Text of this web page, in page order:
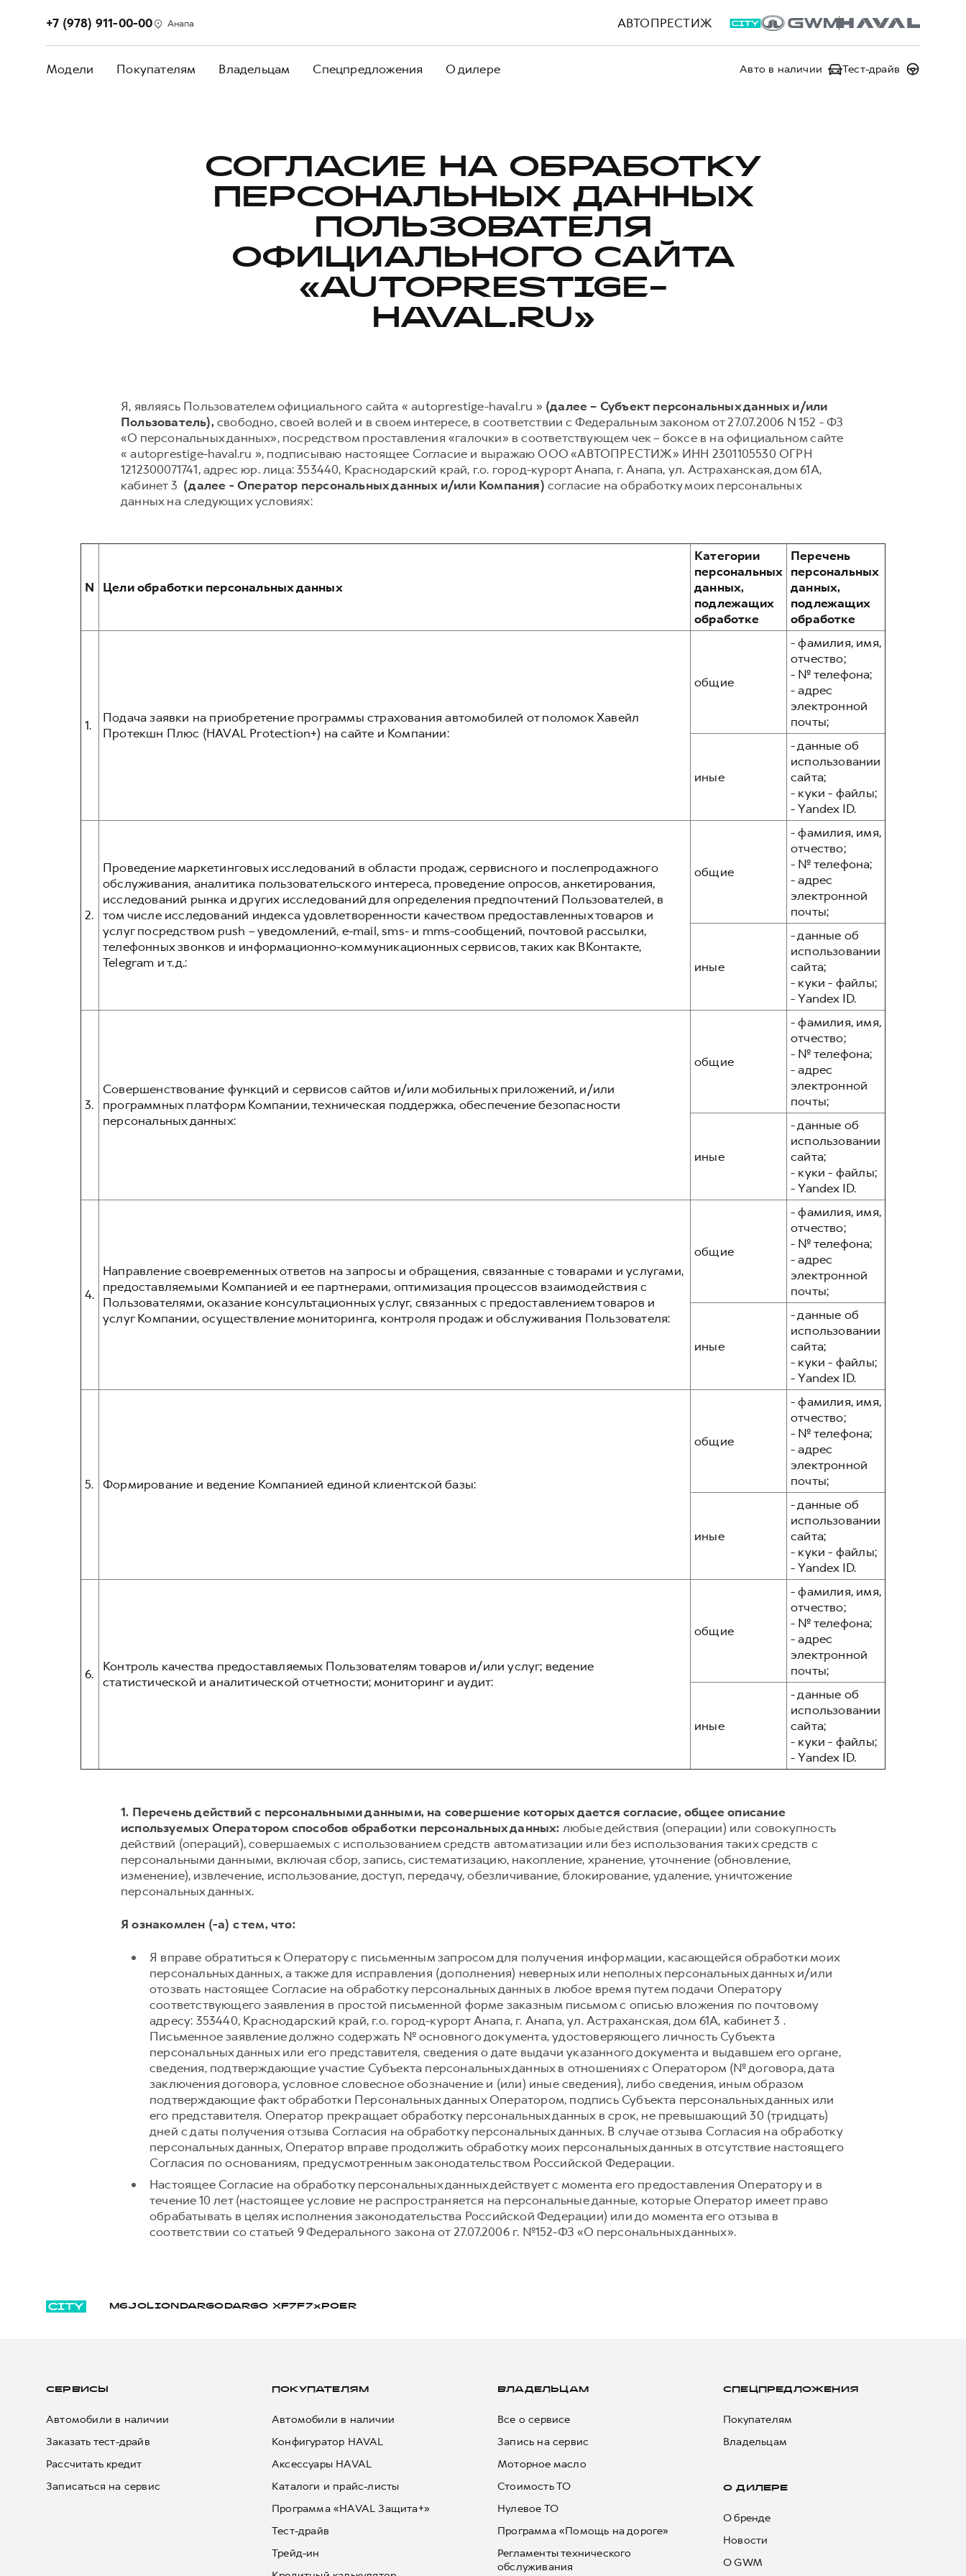
АВТОПРЕСТИЖ
+7 (978) 911-00-00 Анапа
Модели Покупателям Владельцам Спецпредложения О дилере Авто в наличии Тест-драйв
СОГЛАСИЕ НА ОБРАБОТКУ
ПЕРСОНАЛЬНЫХ ДАННЫХ
ПОЛЬЗОВАТЕЛЯ
ОФИЦИАЛЬНОГО САЙТА
«AUTOPRESTIGE-
HAVAL.RU»
Я, являясь Пользователем официального сайта « autoprestige-haval.ru » (далее – Субъект персональных данных и/или
Пользователь),свободно, своей волей и в своем интересе, в соответствии с Федеральным законом от 27.07.2006 N 152 - ФЗ
«О персональных данных», посредством проставления «галочки» в соответствующем чек – боксе в на официальном сайте
« autoprestige-haval.ru », подписываю настоящее Согласие и выражаю ООО «АВТОПРЕСТИЖ» ИНН 2301105530 ОГРН
1212300071741, адрес юр. лица: 353440, Краснодарский край, г.о. город-курорт Анапа, г. Анапа, ул. Астраханская, дом 61А,
кабинет 3 (далее - Оператор персональных данных и/или Компания) согласие на обработку моих персональных
данных на следующих условиях:
N Цели обработки персональных данных
Категории
персональных
данных,
подлежащих
обработке
Перечень
персональных
данных,
подлежащих
обработке
1.
Подача заявки на приобретение программы страхования автомобилей от поломок Хавейл
Протекшн Плюс (HAVAL Protection+) на сайте и Компании:
общие
- фамилия, имя,
отчество;
- № телефона;
- адрес
электронной
почты;
иные
- данные об
использовании
сайта;
- куки - файлы;
- Yandex ID.
2.
Проведение маркетинговых исследований в области продаж, сервисного и послепродажного
обслуживания, аналитика пользовательского интереса, проведение опросов, анкетирования,
исследований рынка и других исследований для определения предпочтений Пользователей, в
том числе исследований индекса удовлетворенности качеством предоставленных товаров и
услуг посредством push – уведомлений, e-mail, sms- и mms-сообщений, почтовой рассылки,
телефонных звонков и информационно-коммуникационных сервисов, таких как ВКонтакте,
Telegram и т.д.:
общие
- фамилия, имя,
отчество;
- № телефона;
- адрес
электронной
почты;
иные
- данные об
использовании
сайта;
- куки - файлы;
- Yandex ID.
3.
Совершенствование функций и сервисов сайтов и/или мобильных приложений, и/или
программных платформ Компании, техническая поддержка, обеспечение безопасности
персональных данных:
общие
- фамилия, имя,
отчество;
- № телефона;
- адрес
электронной
почты;
иные
- данные об
использовании
сайта;
- куки - файлы;
- Yandex ID.
4.
Направление своевременных ответов на запросы и обращения, связанные с товарами и услугами,
предоставляемыми Компанией и ее партнерами, оптимизация процессов взаимодействия с
Пользователями, оказание консультационных услуг, связанных с предоставлением товаров и
услуг Компании, осуществление мониторинга, контроля продаж и обслуживания Пользователя:
общие
- фамилия, имя,
отчество;
- № телефона;
- адрес
электронной
почты;
иные
- данные об
использовании
сайта;
- куки - файлы;
- Yandex ID.
5. Формирование и ведение Компанией единой клиентской базы:
общие
- фамилия, имя,
отчество;
- № телефона;
- адрес
электронной
почты;
иные
- данные об
использовании
сайта;
- куки - файлы;
- Yandex ID.
6.
Контроль качества предоставляемых Пользователям товаров и/или услуг; ведение
статистической и аналитической отчетности; мониторинг и аудит:
общие
- фамилия, имя,
отчество;
- № телефона;
- адрес
электронной
почты;
иные
- данные об
использовании
сайта;
- куки - файлы;
- Yandex ID.
1. Перечень действий с персональными данными, на совершение которых дается согласие, общее описание
используемых Оператором способов обработки персональных данных: любые действия (операции) или совокупность
действий (операций), совершаемых с использованием средств автоматизации или без использования таких средств с
персональными данными, включая сбор, запись, систематизацию, накопление, хранение, уточнение (обновление,
изменение), извлечение, использование, доступ, передачу, обезличивание, блокирование, удаление, уничтожение
персональных данных.
Я ознакомлен (-а) с тем, что:
Я вправе обратиться к Оператору с письменным запросом для получения информации, касающейся обработки моих
персональных данных, а также для исправления (дополнения) неверных или неполных персональных данных и/или
отозвать настоящее Согласие на обработку персональных данных в любое время путем подачи Оператору
соответствующего заявления в простой письменной форме заказным письмом с описью вложения по почтовому
адресу: 353440, Краснодарский край, г.о. город-курорт Анапа, г. Анапа, ул. Астраханская, дом 61А, кабинет 3 .
Письменное заявление должно содержать № основного документа, удостоверяющего личность Субъекта
персональных данных или его представителя, сведения о дате выдачи указанного документа и выдавшем его органе,
сведения, подтверждающие участие Субъекта персональных данных в отношениях с Оператором (№ договора, дата
заключения договора, условное словесное обозначение и (или) иные сведения), либо сведения, иным образом
подтверждающие факт обработки Персональных данных Оператором, подпись Субъекта персональных данных или
его представителя. Оператор прекращает обработку персональных данных в срок, не превышающий 30 (тридцать)
дней с даты получения отзыва Согласия на обработку персональных данных. В случае отзыва Согласия на обработку
персональных данных, Оператор вправе продолжить обработку моих персональных данных в отсутствие настоящего
Согласия по основаниям, предусмотренным законодательством Российской Федерации.
Настоящее Согласие на обработку персональных данных действует с момента его предоставления Оператору и в
течение 10 лет (настоящее условие не распространяется на персональные данные, которые Оператор имеет право
обрабатывать в целях исполнения законодательства Российской Федерации) или до момента его отзыва в
соответствии со статьей 9 Федерального закона от 27.07.2006 г. №152-ФЗ «О персональных данных».
M6JOLION DARGO DARGO Х F7 F7x POER
СЕРВИСЫ
Автомобили в наличии
Заказать тест-драйв
Рассчитать кредит
Записаться на сервис
ПОКУПАТЕЛЯМ
Автомобили в наличии
Конфигуратор HAVAL
Аксессуары HAVAL
Каталоги и прайс-листы
Программа «HAVAL Защита+»
Тест-драйв
Трейд-ин
ВЛАДЕЛЬЦАМ
Все о сервисе
Запись на сервис
Моторное масло
Стоимость ТО
Нулевое ТО
Программа «Помощь на дороге»
Регламенты технического
обслуживания
СПЕЦПРЕДЛОЖЕНИЯ
Покупателям
Владельцам
О ДИЛЕРЕ
О бренде
Новости
О GWM